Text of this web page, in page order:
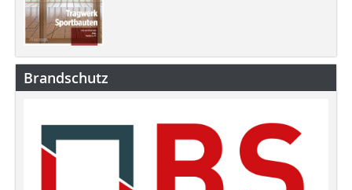
Brandschutz